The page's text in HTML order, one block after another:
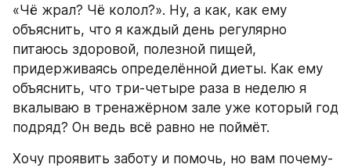
«Чё жрал? Чё колол?». Ну, а как, как ему
объяснить, что я каждый день регулярно
питаюсь здоровой, полезной пищей,
придерживаясь определённой диеты. Как ему
объяснить, что три-четыре раза в неделю я
вкалываю в тренажёрном зале уже который год
подряд? Он ведь всё равно не поймёт.
Хочу проявить заботу и помочь, но вам почему-